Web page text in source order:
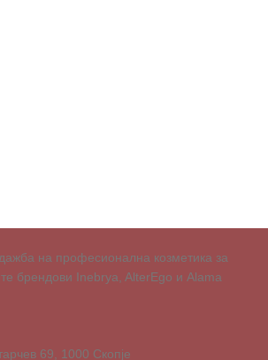
на професионална козметика за
брендови Inebrya, AlterEgo и Alama
69, 1000 Скопје